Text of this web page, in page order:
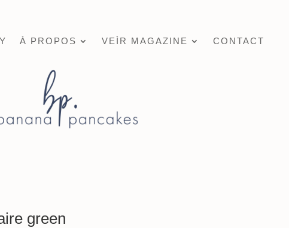
À PROPOS VEÌR MAGAZINE CONTACT
green